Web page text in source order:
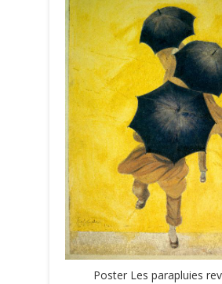
Poster Les parapluies